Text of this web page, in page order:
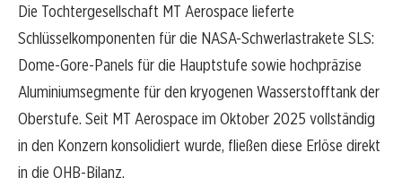
Die Tochtergesellschaft MT Aerospace lieferte
Schlüsselkomponenten für die NASA-Schwerlastrakete SLS:
Dome-Gore-Panels für die Hauptstufe sowie hochpräzise
Aluminiumsegmente für den kryogenen Wasserstofftank der
Oberstufe. Seit MT Aerospace im Oktober 2025 vollständig
in den Konzern konsolidiert wurde, fließen diese Erlöse direkt
in die OHB-Bilanz.